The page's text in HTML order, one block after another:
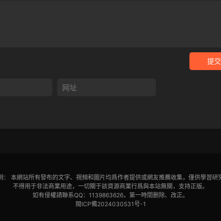
提交
： 本網站所有發布的文字、視頻和圖片均爲作者提供或網友推薦收集，僅供學習研
不得用于非法商業用途，一切關于該資源商業行爲與本站無關，支持正版。
如有侵權請聯系QQ：1139863626，第一時間删除、改正。
閩ICP備2024030531号-1